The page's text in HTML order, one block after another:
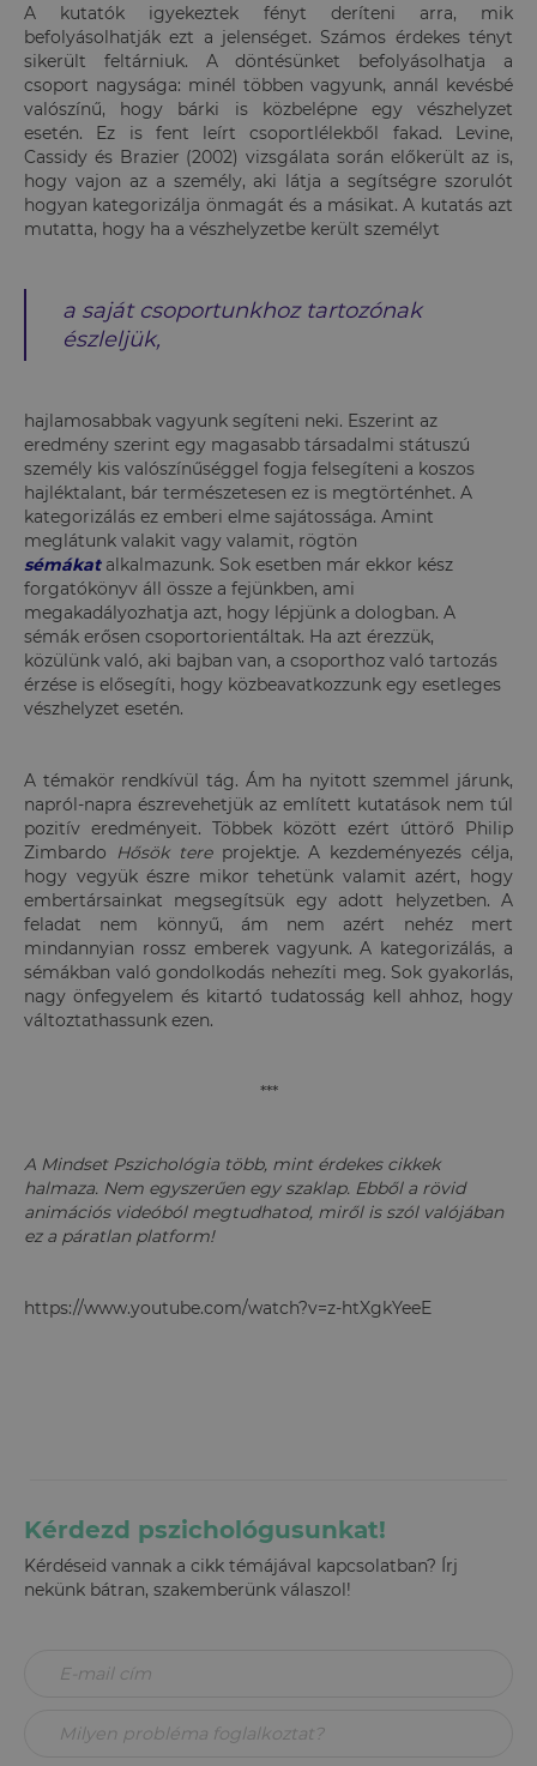
A kutatók igyekeztek fényt deríteni arra, mik
befolyásolhatják ezt a jelenséget. Számos érdekes tényt
sikerült feltárniuk. A döntésünket befolyásolhatja a
csoport nagysága: minél többen vagyunk, annál kevésbé
valószínű, hogy bárki is közbelépne egy vészhelyzet
esetén. Ez is fent leírt csoportlélekből fakad. Levine,
Cassidy és Brazier (2002) vizsgálata során előkerült az is,
hogy vajon az a személy, aki látja a segítségre szorulót
hogyan kategorizálja önmagát és a másikat. A kutatás azt
mutatta, hogy ha a vészhelyzetbe került személyt
a saját csoportunkhoz tartozónak
észleljük,
hajlamosabbak vagyunk segíteni neki. Eszerint az
eredmény szerint egy magasabb társadalmi státuszú
személy kis valószínűséggel fogja felsegíteni a koszos
hajléktalant, bár természetesen ez is megtörténhet. A
kategorizálás ez emberi elme sajátossága. Amint
meglátunk valakit vagy valamit, rögtön
sémákatalkalmazunk. Sok esetben már ekkor kész
forgatókönyv áll össze a fejünkben, ami
megakadályozhatja azt, hogy lépjünk a dologban. A
sémák erősen csoportorientáltak. Ha azt érezzük,
közülünk való, aki bajban van, a csoporthoz való tartozás
érzése is elősegíti, hogy közbeavatkozzunk egy esetleges
vészhelyzet esetén.
A témakör rendkívül tág. Ám ha nyitott szemmel járunk,
napról-napra észrevehetjük az említett kutatások nem túl
pozitív eredményeit. Többek között ezért úttörő Philip
Zimbardo
Hősök tereprojektje. A kezdeményezés célja,
hogy vegyük észre mikor tehetünk valamit azért, hogy
embertársainkat megsegítsük egy adott helyzetben. A
feladat nem könnyű, ám nem azért nehéz mert
mindannyian rossz emberek vagyunk. A kategorizálás, a
sémákban való gondolkodás nehezíti meg. Sok gyakorlás,
nagy önfegyelem és kitartó tudatosság kell ahhoz, hogy
változtathassunk ezen.
***
A Mindset Pszichológia több, mint érdekes cikkek
halmaza. Nem egyszerűen egy szaklap. Ebből a rövid
animációs videóból megtudhatod, miről is szól valójában
ez a páratlan platform!
https://www.youtube.com/watch?v=z-htXgkYeeE
Kérdezd pszichológusunkat!
Kérdéseid vannak a cikk témájával kapcsolatban? Írj
nekünk bátran, szakemberünk válaszol!